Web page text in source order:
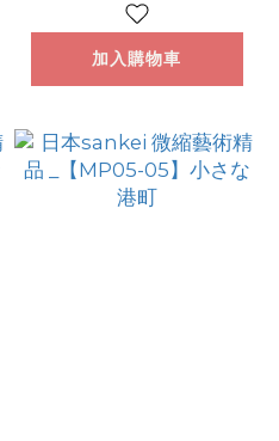
加入購物車